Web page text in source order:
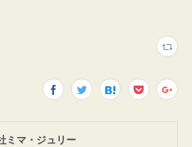
ミマ・ジュリー